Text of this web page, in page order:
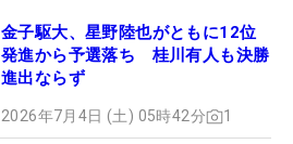
金子駆大、星野陸也がともに12位
発進から予選落ち 桂川有人も決勝
進出ならず
2026年7月4日 (土) 05時42分 1